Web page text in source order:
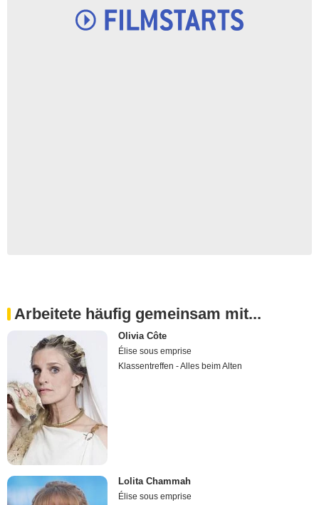
Arbeitete häufig gemeinsam mit...
Olivia Côte
Élise sous emprise
Klassentreffen - Alles beim Alten
Lolita Chammah
Élise sous emprise